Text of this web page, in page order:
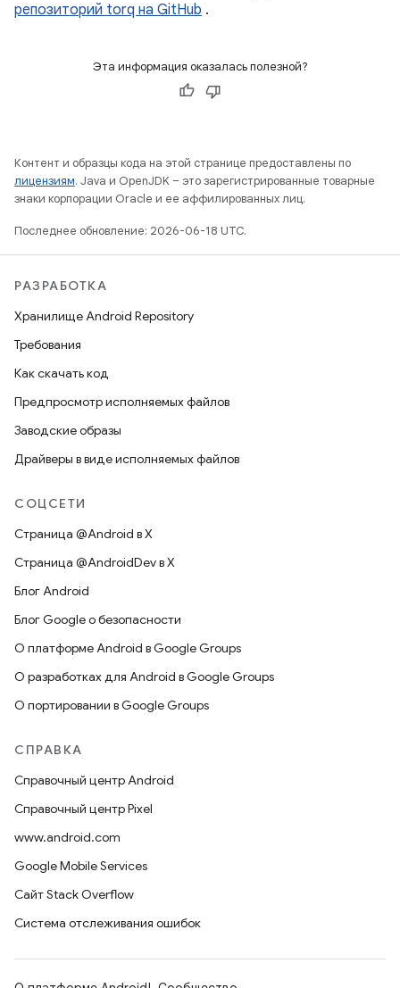
репозиторий torq на GitHub .
Эта информация оказалась полезной?
Контент и образцы кода на этой странице предоставлены по
лицензиям. Java и OpenJDK – это зарегистрированные товарные
знаки корпорации Oracle и ее аффилированных лиц.
Последнее обновление: 2026-06-18 UTC.
РАЗРАБОТКА
Хранилище Android Repository
Требования
Как скачать код
Предпросмотр исполняемых файлов
Заводские образы
Драйверы в виде исполняемых файлов
СОЦСЕТИ
Страница @Android в X
Страница @AndroidDev в X
Блог Android
Блог Google о безопасности
О платформе Android в Google Groups
О разработках для Android в Google Groups
О портировании в Google Groups
СПРАВКА
Справочный центр Android
Справочный центр Pixel
www.android.com
Google Mobile Services
Сайт Stack Overflow
Система отслеживания ошибок